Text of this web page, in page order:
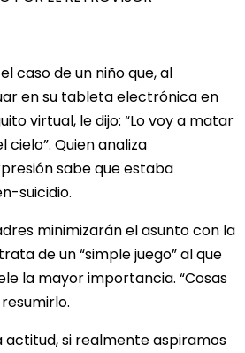
caso de un niño que, al
en su tableta electrónica en
virtual, le dijo: “Lo voy a matar
Quien analiza
sabe que estaba
suicidio.
minimizarán el asunto con la
de un “simple juego” al que
la mayor importancia. “Cosas
actitud, si realmente aspiramos